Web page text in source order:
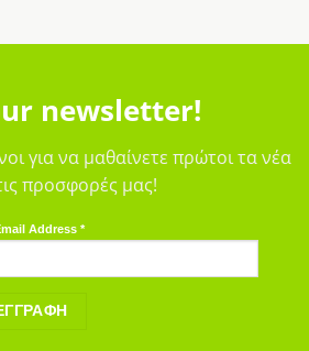
newsletter!
για να μαθαίνετε πρώτοι τα νέα
προσφορές μας!
Address *